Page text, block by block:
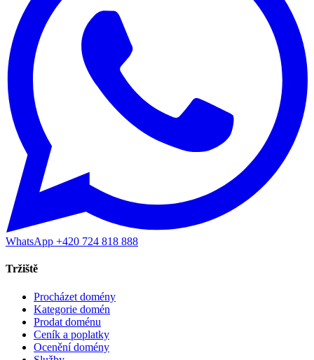
WhatsApp +420 724 818 888
Tržiště
Procházet domény
Kategorie domén
Prodat doménu
Ceník a poplatky
Ocenění domény